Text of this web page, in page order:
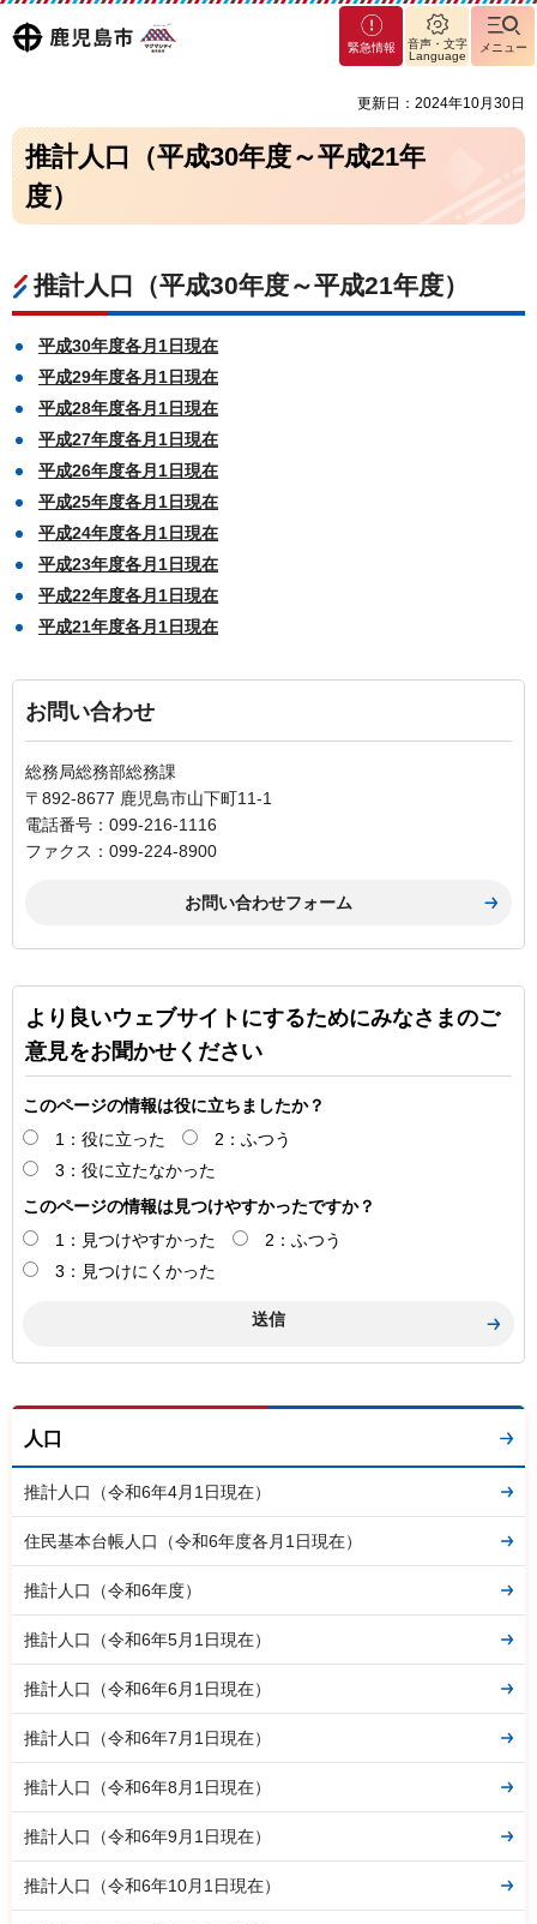
鹿児島
マグ
マシ
緊急情報
音声・文字
Language
メニュー
更新日：2024年10月30日
推計人口（平成30年度～平成21年
度）
推計人口（平成30年度～平成21年度）
平成30年度各月1日現在
平成29年度各月1日現在
平成28年度各月1日現在
平成27年度各月1日現在
平成26年度各月1日現在
平成25年度各月1日現在
平成24年度各月1日現在
平成23年度各月1日現在
平成22年度各月1日現在
平成21年度各月1日現在
お問い合わせ
総務局総務部総務課
〒892-8677 鹿児島市山下町11-1
電話番号：099-216-1116
ファクス：099-224-8900
より良いウェブサイトにするためにみなさまのご
意見をお聞かせください
このページの情報は役に立ちましたか？
1：役に立った
2：ふつう
3：役に立たなかった
このページの情報は見つけやすかったですか？
1：見つけやすかった
2：ふつう
3：見つけにくかった
人口
推計人口（令和6年4月1日現在）
住民基本台帳人口（令和6年度各月1日現在）
推計人口（令和6年度）
推計人口（令和6年5月1日現在）
推計人口（令和6年6月1日現在）
推計人口（令和6年7月1日現在）
推計人口（令和6年8月1日現在）
推計人口（令和6年9月1日現在）
推計人口（令和6年10月1日現在）